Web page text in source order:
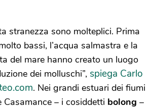
stranezza sono molteplici. Prima
bassi, l’acqua salmastra e la
del mare hanno creato un luogo
dei molluschi”, spiega Carlo
. Nei grandi estuari dei fiumi
Casamance – i cosiddetti bolong –